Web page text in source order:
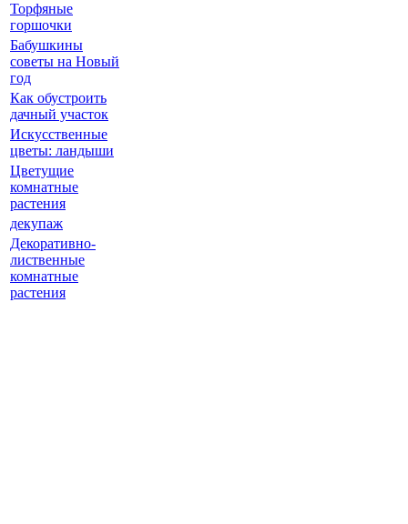
Торфяные
горшочки
Бабушкины
советы на Новый
год
Как обустроить
дачный участок
Искусственные
цветы: ландыши
Цветущие
комнатные
растения
декупаж
Декоративно-
лиственные
комнатные
растения